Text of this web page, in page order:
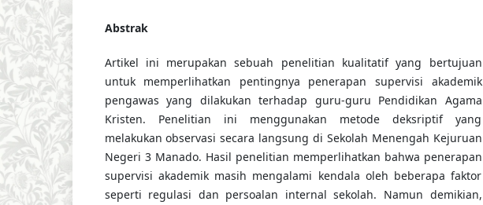
Abstrak
Artikel ini merupakan sebuah penelitian kualitatif yang bertujuan
untuk memperlihatkan pentingnya penerapan supervisi akademik
pengawas yang dilakukan terhadap guru-guru Pendidikan Agama
Kristen. Penelitian ini menggunakan metode deksriptif yang
melakukan observasi secara langsung di Sekolah Menengah Kejuruan
Negeri 3 Manado. Hasil penelitian memperlihatkan bahwa penerapan
supervisi akademik masih mengalami kendala oleh beberapa faktor
seperti regulasi dan persoalan internal sekolah. Namun demikian,